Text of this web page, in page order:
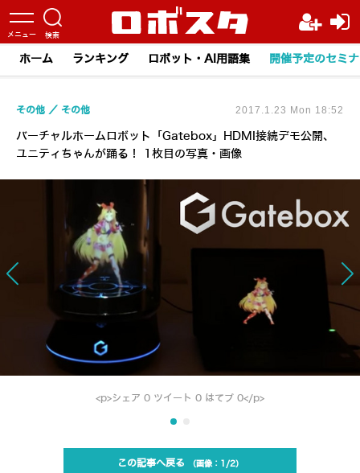
ホーム ランキング ロボット・AI用語集 開催予定のセミ
バーチャルホームロボット「Gatebox」HDMI接続デモ公開、
ユニティちゃんが踊る！ 1枚目の写真・画像
その他 その他 2017.1.23 Mon 18:52
<p>シェア 0 ツイート 0 はてブ 0</p>
この記事へ戻る 1/2